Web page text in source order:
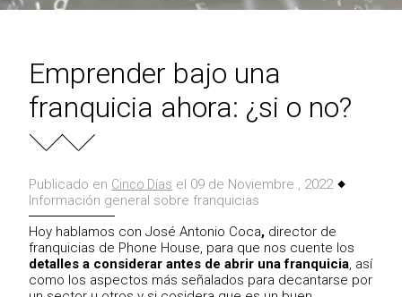
Emprender bajo una
franquicia ahora: ¿si o no?
Publicado en Cinco Dí­as el 09 de Noviembre , 2022
Información general sobre franquicias
Hoy hablamos con José Antonio Coca, director de
franquicias de Phone House, para que nos cuente los
detalles a considerar antes de abrir una franquicia, así
como los aspectos más señalados para decantarse por